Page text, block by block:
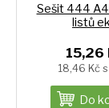
Sešit 444
listů
15,26
18,46 Kč
Do